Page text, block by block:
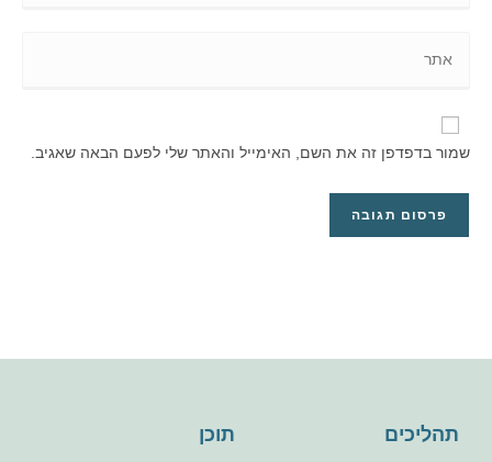
שמור בדפדפן זה את השם, האימייל והאתר שלי לפעם הבאה שאגיב.
תהליכים תוכן